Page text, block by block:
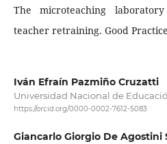
The microteaching
teacher retraining. Good
Iván Efraín Pazmiño Cruzatti
Universidad Nacional de
https://orcid.org/0000-0002-7612-5083
Giancarlo Giorgio De Agostini